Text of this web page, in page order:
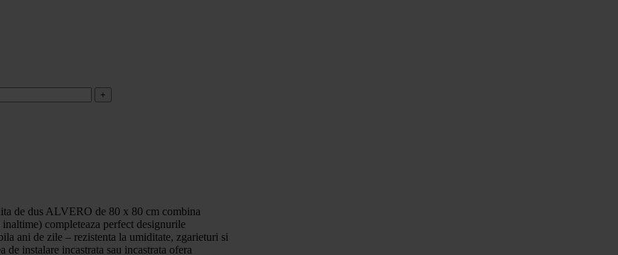
de dus ALVERO de 80 x 80 cm combina
completeaza perfect designurile
ani de zile – rezistenta la umiditate, zgarieturi si
instalare incastrata sau incastrata ofera